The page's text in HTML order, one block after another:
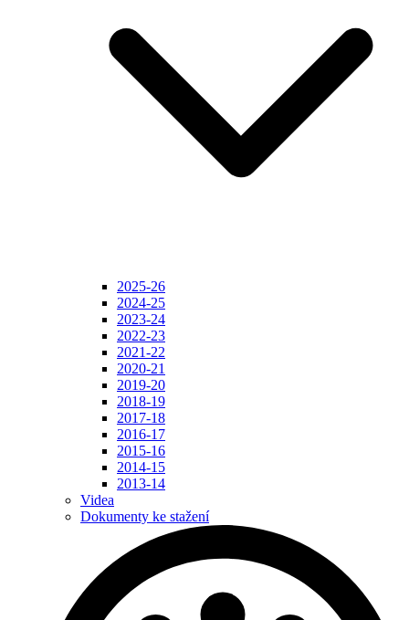
2025-26
2024-25
2023-24
2022-23
2021-22
2020-21
2019-20
2018-19
2017-18
2016-17
2015-16
2014-15
2013-14
Videa
Dokumenty ke stažení